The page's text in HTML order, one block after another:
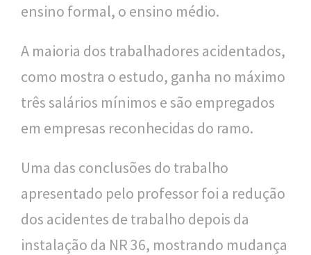
ensino formal, o ensino médio.
A maioria dos trabalhadores acidentados,
como mostra o estudo, ganha no máximo
três salários mínimos e são empregados
em empresas reconhecidas do ramo.
Uma das conclusões do trabalho
apresentado pelo professor foi a redução
dos acidentes de trabalho depois da
instalação da NR 36, mostrando mudança